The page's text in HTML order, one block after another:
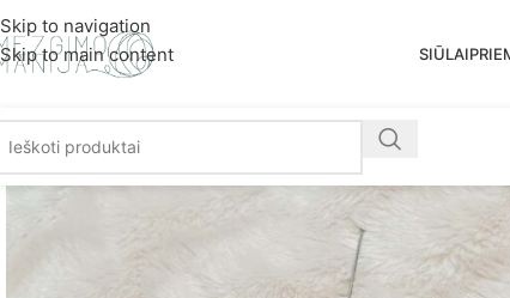
Skip to navigation
Skip to main content
SIŪLAI